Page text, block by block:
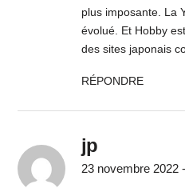
plus imposante. La
évolué. Et Hobby
des sites japonais
RÉPONDRE
jp
23 novembre 2022